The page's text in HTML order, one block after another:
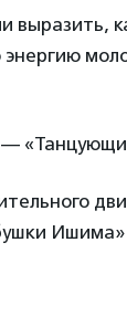
выразить,
—